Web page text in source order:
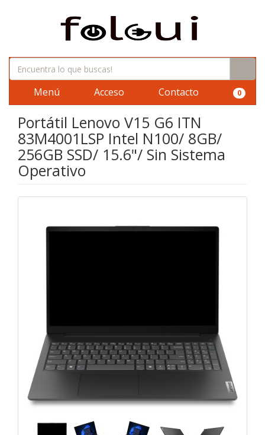
Menú Acceso Contacto 0
Portátil Lenovo V15 G6 ITN
83M4001LSP Intel N100/ 8GB/
256GB SSD/ 15.6"/ Sin Sistema
Operativo